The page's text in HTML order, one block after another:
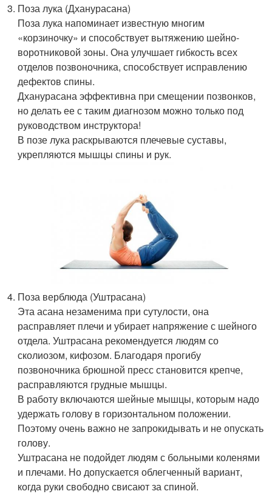
Поза лука (Дханурасана)
Поза лука напоминает известную многим
«корзиночку» и способствует вытяжению шейно-
воротниковой зоны. Она улучшает гибкость всех
отделов позвоночника, способствует исправлению
дефектов спины.
Дханурасана эффективна при смещении позвонков,
но делать ее с таким диагнозом можно только под
руководством инструктора!
В позе лука раскрываются плечевые суставы,
укрепляются мышцы спины и рук.
Поза верблюда (Уштрасана)
Эта асана незаменима при сутулости, она
расправляет плечи и убирает напряжение с шейного
отдела. Уштрасана рекомендуется людям со
сколиозом, кифозом. Благодаря прогибу
позвоночника брюшной пресс становится крепче,
расправляются грудные мышцы.
В работу включаются шейные мышцы, которым надо
удержать голову в горизонтальном положении.
Поэтому очень важно не запрокидывать и не опускать
голову.
Уштрасана не подойдет людям с больными коленями
и плечами. Но допускается облегченный вариант,
когда руки свободно свисают за спиной.